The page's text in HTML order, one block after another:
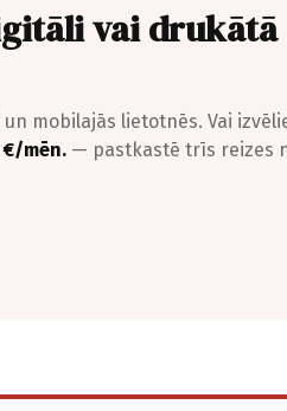
vai drukātā
mobilajās lietotnēs. Vai
€/mēn. — pastkastē trīs reizes